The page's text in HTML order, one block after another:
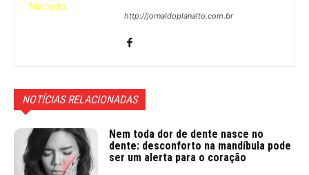
http://jornaldoplanalto.com.br
NOTÍCIAS RELACIONADAS
Nem toda dor de dente nasce no
dente: desconforto na mandíbula pode
ser um alerta para o coração